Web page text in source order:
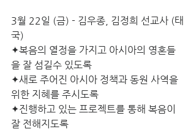
3월 22일 (금) - 김우종, 김정희 선교사 (태
국)
✦복음의 열정을 가지고 아시아의 영혼들
을 잘 섬길수 있도록
✦새로 주어진 아시아 정책과 동원 사역을
위한 지혜를 주시도록
✦진행하고 있는 프로젝트를 통해 복음이
잘 전해지도록